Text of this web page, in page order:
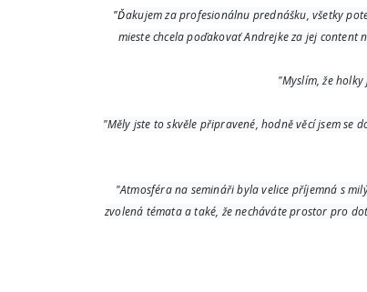
"Ďakujem za profesionálnu prednášku, všetky
mieste chcela poďakovať Andrejke za jej content
"Myslím, že
"Měly jste to skvěle připravené, hodně věcí jsem se
"Atmosféra na semináři byla velice příjemná s
zvolená témata a také, že necháváte prostor pro